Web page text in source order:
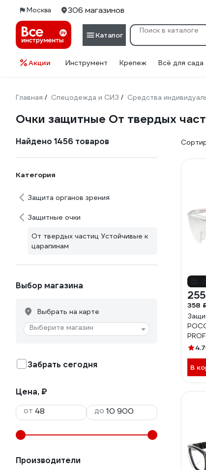
Москва 306 магазинов
Каталог
Акции Инструмент Крепеж Всё для сада
Главная / Спецодежда и СИЗ / Средства
Очки защитные От твердых
Найдено 1456 товаров
Категория
Защита органов зрения
Защитные очки
От твердых частиц Устойчивые к
царапинам
Выбор магазина
Выбрать на карте
Выберите магазин
Забрать сегодня
Цена, ₽
от
до
Производители
358
4.7
В